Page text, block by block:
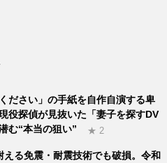
ださい」の手紙を自作自演する卑
役探偵が見抜いた「妻子を探すDV
む“本当の狙い”
★ 2
える免震・耐震技術でも破損。令和